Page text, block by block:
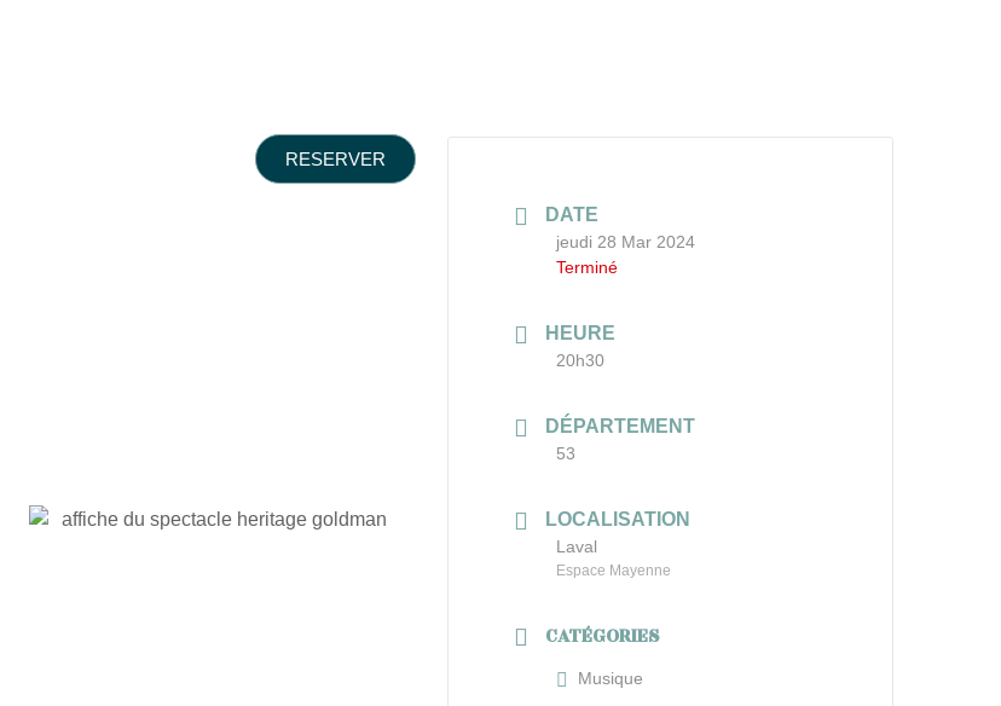
RESERVER
DATE
jeudi 28 Mar 2024
Terminé
HEURE
20h30
DÉPARTEMENT
53
LOCALISATION
Laval
Espace Mayenne
CATÉGORIES
Musique